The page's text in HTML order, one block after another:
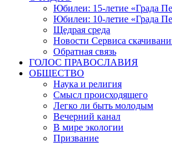
Юбилеи: 15-летие «Града
Юбилеи: 10-летие «Града
Щедрая среда
Новости Сервиса
Обратная связь
ГОЛОС ПРАВОСЛАВИЯ
ОБЩЕСТВО
Наука и религия
Смысл происходящего
Легко ли быть молодым
Вечерний канал
В мире экологии
Призвание